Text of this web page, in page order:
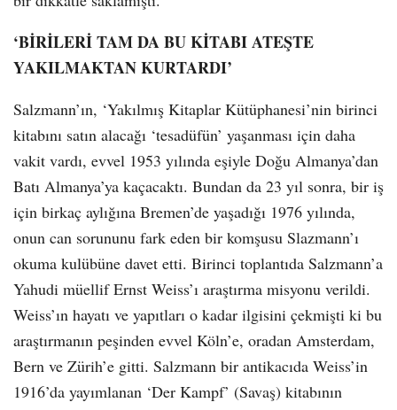
‘BİRİLERİ TAM DA BU KİTABI ATEŞTE
YAKILMAKTAN KURTARDI’
Salzmann’ın, ‘Yakılmış Kitaplar Kütüphanesi’nin birinci
kitabını satın alacağı ‘tesadüfün’ yaşanması için daha
vakit vardı, evvel 1953 yılında eşiyle Doğu Almanya’dan
Batı Almanya’ya kaçacaktı. Bundan da 23 yıl sonra, bir iş
için birkaç aylığına Bremen’de yaşadığı 1976 yılında,
onun can sorununu fark eden bir komşusu Slazmann’ı
okuma kulübüne davet etti. Birinci toplantıda Salzmann’a
Yahudi müellif Ernst Weiss’ı araştırma misyonu verildi.
Weiss’ın hayatı ve yapıtları o kadar ilgisini çekmişti ki bu
araştırmanın peşinden evvel Köln’e, oradan Amsterdam,
Bern ve Zürih’e gitti. Salzmann bir antikacıda Weiss’in
1916’da yayımlanan ‘Der Kampf’ (Savaş) kitabının